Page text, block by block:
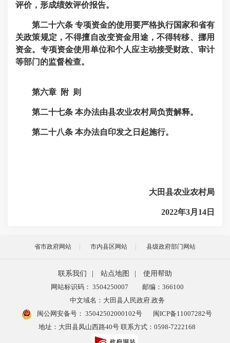
评价，形成绩效评价报告。
第二十六条 专项资金的使用要严格执行国家和省有
关政策规定，不得擅自改变资金用途，不得转移、挪用
资金。专项资金使用单位和个人应主动接受财政、审计
等部门的监督检查。
第六章 附 则
第二十七条 本办法由县农业农村局负责解释。
第二十八条 本办法自印发之日起施行。
大田县农业农村局
2022年3月14日
省市政府网站 市内县区网站 县级政府部门网站
联系我们 站点地图
使用帮助
网站标识码： 3504250007
邮编：366100
中文域名：大田县人民政府.政务
闽公网安备号： 35042502000102号
闽ICP备11007282号
地址：大田县凤山西路40号 联系方式：0598-7222168